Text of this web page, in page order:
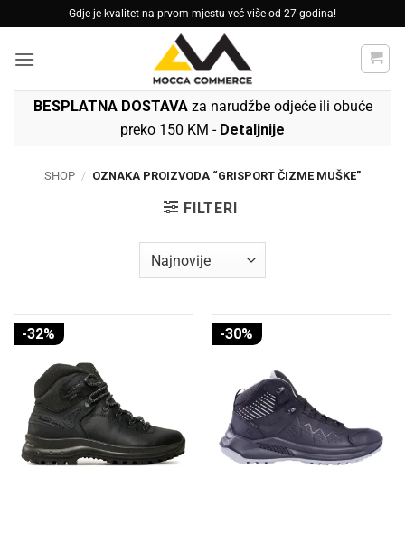
to
content
Gdje je kvalitet na prvom mjestu već više od 27 godina!
BESPLATNA DOSTAVAza narudžbe odjeće ili obuće
preko 150 KM - Detaljnije
SHOP / OZNAKA PROIZVODA “GRISPORT ČIZME MUŠKE”
FILTERI
-32% -30%